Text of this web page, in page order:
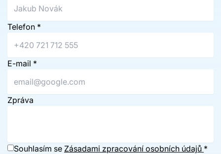
Telefon *
E-mail *
Zpráva
Souhlasím se Zásadami zpracování osobních údajů *